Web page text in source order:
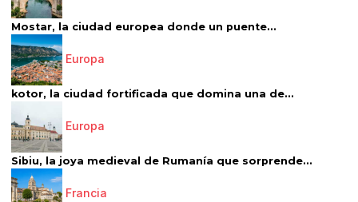
Mostar, la ciudad europea donde un puente...
Europa
kotor, la ciudad fortificada que domina una de...
Europa
Sibiu, la joya medieval de Rumanía que sorprende...
Francia